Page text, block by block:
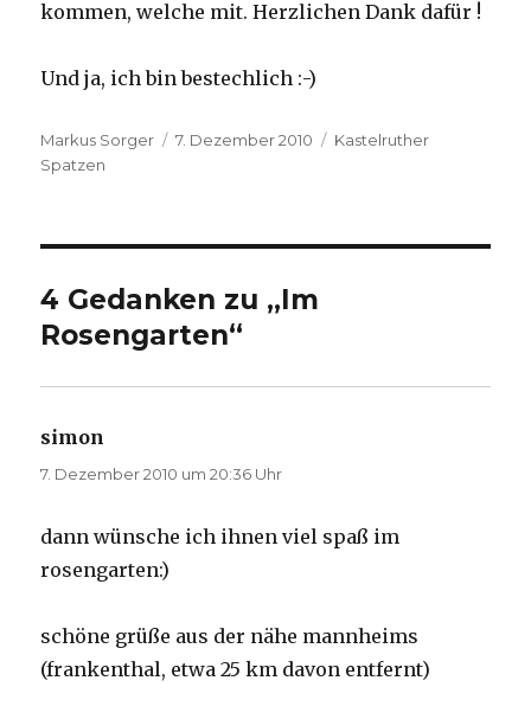
kommen, welche mit. Herzlichen Dank dafür !
Und ja, ich bin bestechlich :-)
Autor
Markus Sorger
Veröffentlicht
7. Dezember 2010 Kategorien
Kastelruther
Spatzen
4 Gedanken zu „Im
Rosengarten“
simon
7. Dezember 2010 um 20:36 Uhr
dann wünsche ich ihnen viel spaß im
rosengarten:)
schöne grüße aus der nähe mannheims
(frankenthal, etwa 25 km davon entfernt)